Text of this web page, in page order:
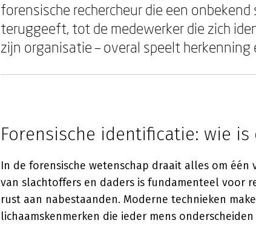
forensische rechercheur die een
teruggeeft, tot de medewerker die zich
zijn organisatie – overal speelt herkenning
Forensische identificatie: wie is
In de forensische wetenschap draait alles om één
van slachtoffers en daders is fundamenteel voor
rust aan nabestaanden. Moderne technieken
lichaamskenmerken die ieder mens